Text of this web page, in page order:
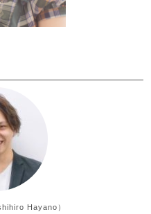
Hayano）